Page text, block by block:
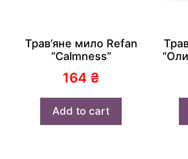
Трав’яне мило Refan
“Calmness”
164 ₴
Add to cart